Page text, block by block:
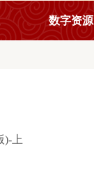
数字资源
)-上